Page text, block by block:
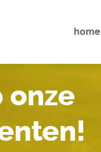
home
onze